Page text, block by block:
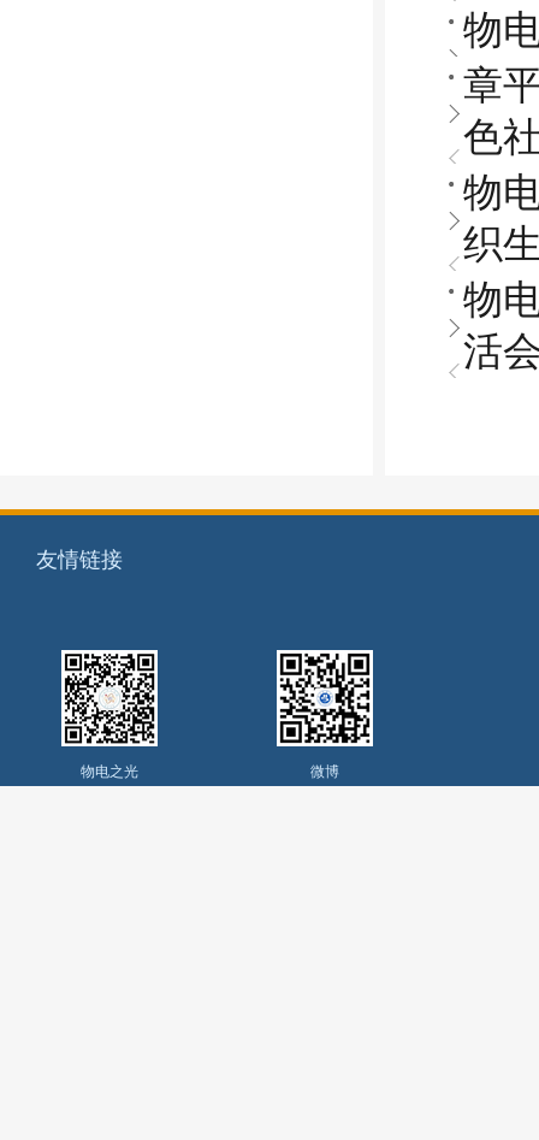
物
章
色
物
织
物
活
友情链接
物电之光 微博